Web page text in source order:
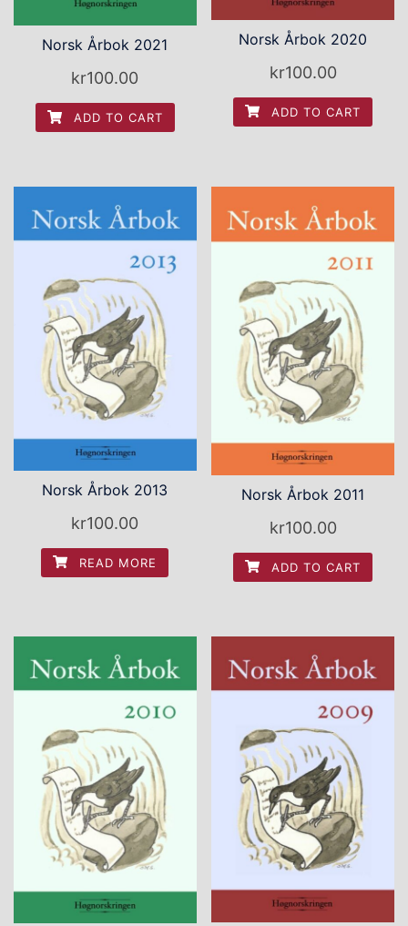
Norsk Årbok 2021
kr100.00
ADD TO CART
Norsk Årbok 2020
kr100.00
ADD TO CART
Norsk Årbok 2013
kr100.00
READ MORE
Norsk Årbok 2011
kr100.00
ADD TO CART